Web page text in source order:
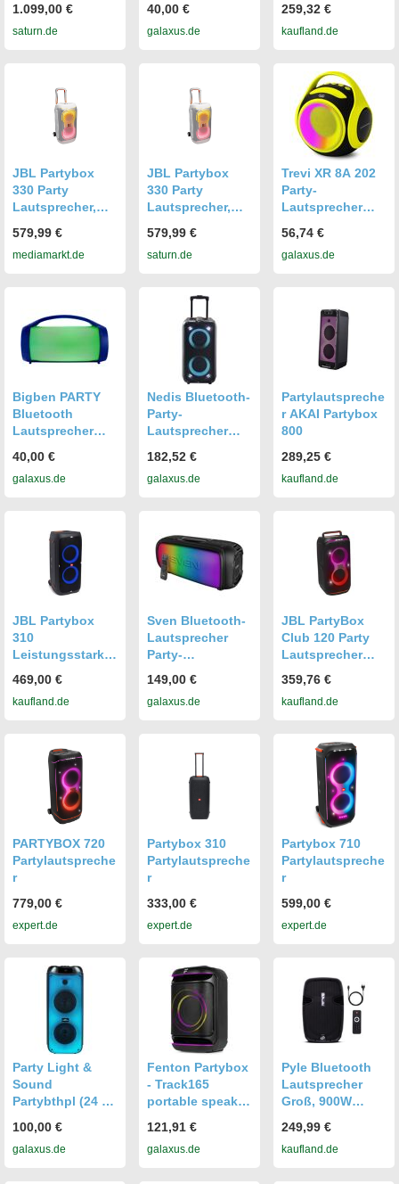
Schwarz
1.099,00 €
saturn.de
Grün
40,00 €
galaxus.de
259,32 €
kaufland.de
JBL Partybox
330 Party
Lautsprecher,
579,99 €
mediamarkt.de
JBL Partybox
330 Party
Lautsprecher,
579,99 €
saturn.de
Trevi XR 8A 202
Party-
Lautsprecher
Lautsprecher,
Gelb
56,74 €
galaxus.de
Bigben PARTY
Bluetooth
Lautsprecher
Lautsprecher,
Schwarz
40,00 €
galaxus.de
Nedis Bluetooth-
Party-
Lautsprecher
Lautsprecher,
Mehrfarbig
182,52 €
galaxus.de
Partylautspreche
r AKAI Partybox
800
289,25 €
kaufland.de
JBL Partybox
310
Leistungsstarker
Party-
Lautsprecher mit
469,00 €
kaufland.de
Sven Bluetooth-
Lautsprecher
Party-
tem mit
Bluetooth und
Lautsprecher,
Schwarz
149,00 €
galaxus.de
JBL PartyBox
Club 120 Party
Lautsprecher
359,76 €
kaufland.de
PARTYBOX 720
Partylautspreche
r
779,00 €
expert.de
Partybox 310
Partylautspreche
r
333,00 €
expert.de
Partybox 710
Partylautspreche
r
599,00 €
expert.de
Party Light &
Sound
Partybthpl (24 h),
Lautsprecher,
Schwarz
100,00 €
galaxus.de
Fenton Partybox
- Track165
portable speaker
Karaoke set met
(15 h), Bluetooth
121,91 €
galaxus.de
Pyle Bluetooth
Lautsprecher
Groß, 900W
Tragbar &
Rollbar mit
249,99 €
kaufland.de